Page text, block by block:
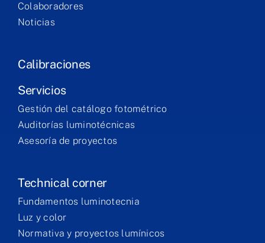
Colaboradores
Noticias
Calibraciones
Servicios
Gestión del catálogo fotométrico
Auditorías luminotécnicas
Asesoría de proyectos
Technical corner
Fundamentos luminotecnia
Luz y color
Normativa y proyectos lumínicos